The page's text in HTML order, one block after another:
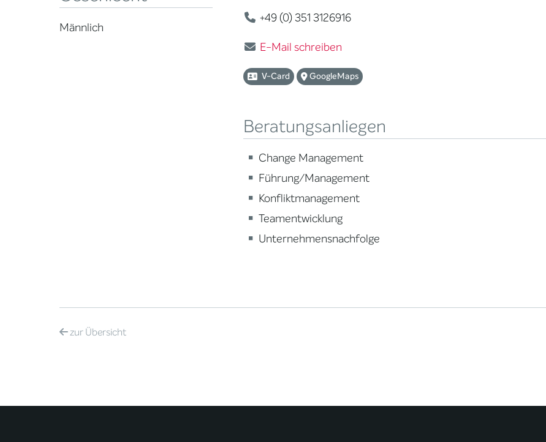
Männlich
+49 (0) 351 3126916
E-Mail schreiben
V-Card GoogleMaps
Beratungsanliegen
Change Management
Führung/Management
Konfliktmanagement
Teamentwicklung
Unternehmensnachfolge
zurÜbersicht